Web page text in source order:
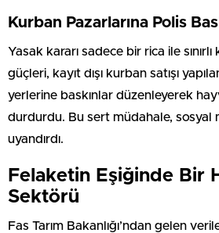
Kurban Pazarlarına Polis
Yasak kararı sadece bir rica ile
güçleri, kayıt dışı kurban satışı
yerlerine baskınlar düzenleyerek
durdurdu. Bu sert müdahale, sosyal
uyandırdı.
Felaketin Eşiğinde Bir
Sektörü
Fas Tarım Bakanlığı’ndan gelen